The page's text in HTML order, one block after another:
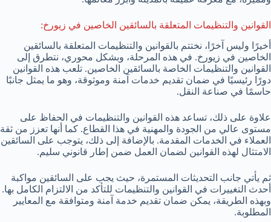
القوانين والتنظيمات المتعلقة بالسائقين الخاصين في زيورخ:
أخيرًا وليس آخرًا، نختتم بالقوانين والتنظيمات المتعلقة بالسائقين
الخاصين في زيورخ. في هذه المرحلة، وبشكل محوري، نتطرق إلى
القوانين والتنظيمات الخاصة بالسائقين الخاصين. تلعب هذه القوانين
دورًا رئيسيًا في ضمان تقديم خدمات آمنة وموثوقة، وهو ما يمثل جانبًا
حاسمًا في صناعة النقل.
علاوة على ذلك، تساعد هذه القوانين والتنظيمات في الحفاظ على
مستوى عالي من الجودة والمهنية في هذا القطاع. كما أنها تعزز من ثقة
العملاء في الخدمات المقدمة. بالإضافة إلى ذلك، يتوجب على السائقين
الامتثال لهذه القوانين لضمان العمل ضمن إطار قانوني سليم.
ثم يأتي جانب التحديثات المستمرة، حيث يجب على السائقين مواكبة
أحدث التغييرات في القوانين والتنظيمات للتأكد من الالتزام الكامل بها.
وبهذه الطريقة، يمكن ضمان تقديم خدمة آمنة ومتوافقة مع المعايير
المطلوبة.